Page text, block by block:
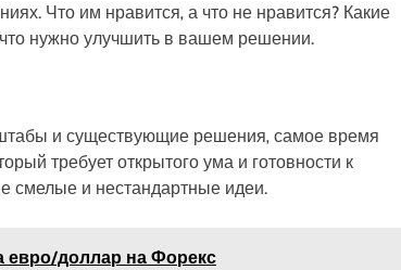
Что им нравится‚ а что не нравится? Какие
нужно улучшить в вашем решении.
и существующие решения‚ самое время
требует открытого ума и готовности к
смелые и нестандартные идеи.
евро/доллар на Форекс